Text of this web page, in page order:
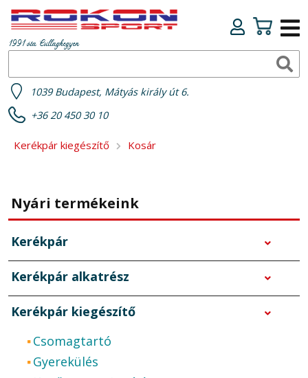
1991 óta Csillaghegyen
1039 Budapest, Mátyás király út 6.
+36 20 450 30 10
Kerékpár kiegészítő Kosár
Nyári termékeink
Kerékpár
Kerékpár alkatrész
Kerékpár kiegészítő
Csomagtartó
Gyerekülés